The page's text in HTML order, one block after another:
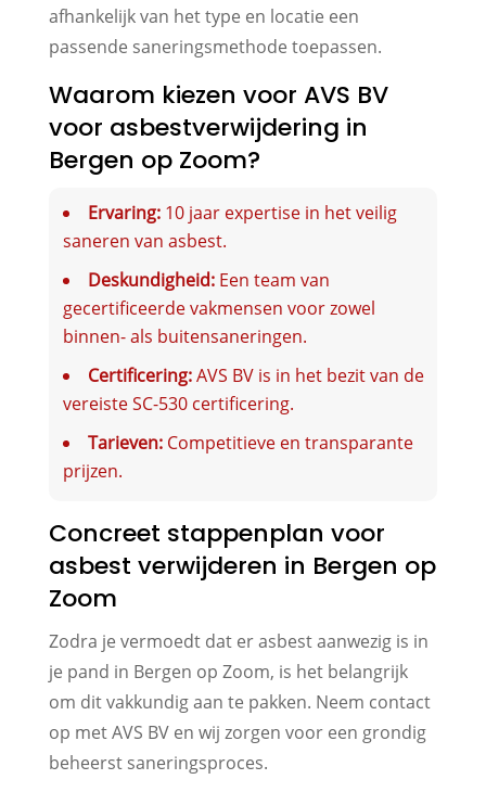
afhankelijk van het type en locatie een
passende saneringsmethode toepassen.
Waarom kiezen voor AVS BV
voor asbestverwijdering in
Bergen op Zoom?
Ervaring:10 jaar expertise in het veilig
saneren van asbest.
Deskundigheid:Een team van
gecertificeerde vakmensen voor zowel
binnen- als buitensaneringen.
Certificering:AVS BV is in het bezit van de
vereiste SC-530 certificering.
Tarieven:Competitieve en transparante
prijzen.
Concreet stappenplan voor
asbest verwijderen in Bergen op
Zoom
Zodra je vermoedt dat er asbest aanwezig is in
je pand in Bergen op Zoom, is het belangrijk
om dit vakkundig aan te pakken. Neem contact
op met AVS BV en wij zorgen voor een grondig
beheerst saneringsproces.